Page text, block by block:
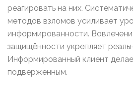
реагировать на них.
методов взломов усиливает
информированности.
защищённости укрепляет
Информированный клиент
подверженным.